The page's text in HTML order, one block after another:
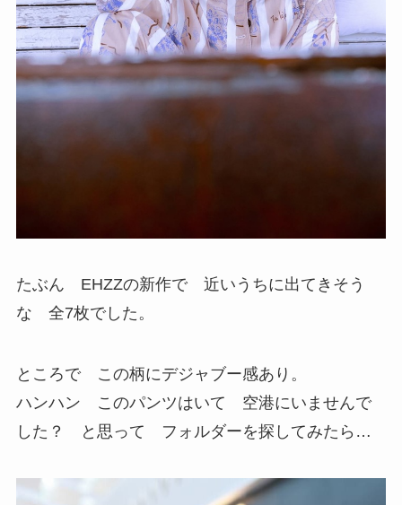
たぶん EHZZの新作で 近いうちに出てきそう
な 全7枚でした。
ところで この柄にデジャブー感あり。
ハンハン このパンツはいて 空港にいませんで
した？ と思って フォルダーを探してみたら…